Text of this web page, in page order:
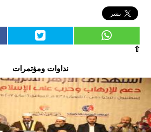
⇧
نداوات ومؤتمرات